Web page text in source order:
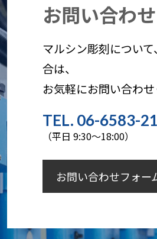
お問い合わせ
マルシン彫刻につい
合は、
お気軽にお問い合わせ
TEL. 06-6583-
（平日 9:30～18:00）
お問い合わせフォー